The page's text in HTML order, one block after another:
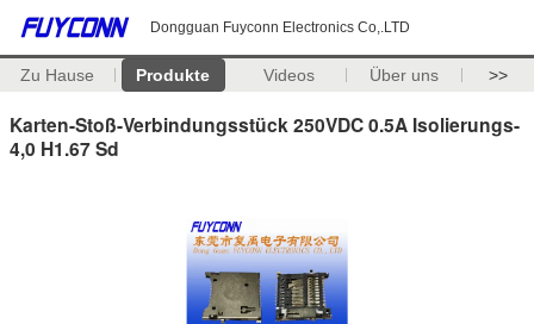
Dongguan Fuyconn Electronics Co,.LTD
Zu Hause Produkte Videos Über uns >>
Karten-Stoß-Verbindungsstück 250VDC 0.5A Isolierungs-
4,0 H1.67 Sd